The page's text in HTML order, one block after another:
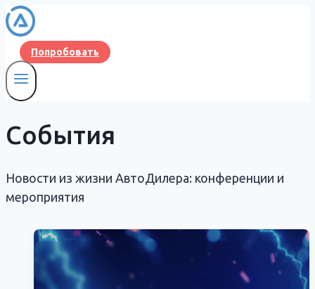
Перейти
к
содержимому
Попробовать
События
Новости из жизни АвтоДилера: конференции и
мероприятия